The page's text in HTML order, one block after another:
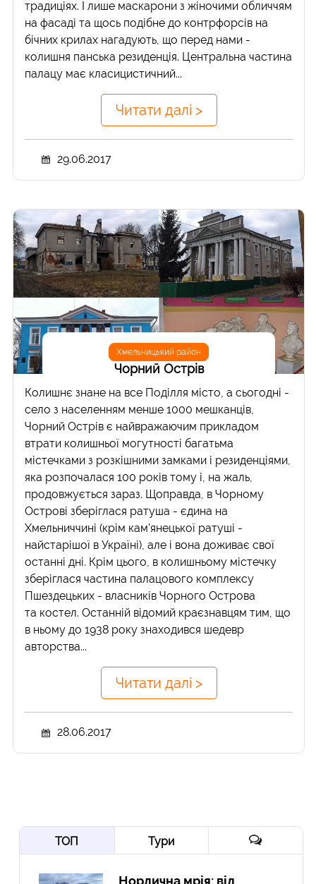
традиціях. І лише маскарони з жіночими обличчям
на фасаді та щось подібне до контрфорсів на
бічних крилах нагадують, що перед нами -
колишня панська резиденція. Центральна частина
палацу має класицистичний...
Читати далі >
29.06.2017
Хмельницький район
Чорний Острів
Колишнє знане на все Поділля місто, а сьогодні -
село з населенням менше 1000 мешканців,
Чорний Острів є найвражаючим прикладом
втрати колишньої могутності багатьма
містечками з розкішними замками і резиденціями,
яка розпочалася 100 років тому і, на жаль,
продовжується зараз. Щоправда, в Чорному
Острові зберіглася ратуша - єдина на
Хмельниччині (крім кам'янецької ратуші -
найстарішої в Україні), але і вона доживає свої
останні дні. Крім цього, в колишньому містечку
зберіглася частина палацового комплексу
Пшездецьких - власників Чорного Острова
та костел. Останній відомий краєзнавцям тим, що
в ньому до 1938 року знаходився шедевр
авторства...
Читати далі >
28.06.2017
ТОП Тури
Нордична мрія: від